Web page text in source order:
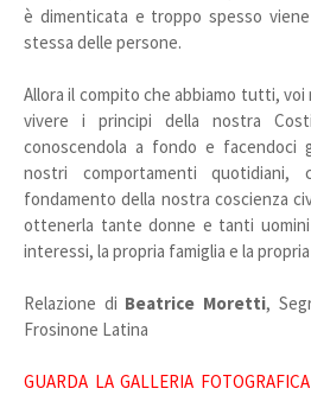
è dimenticata e troppo spesso
stessa delle persone.
Allora il compito che abbiamo tutti, voi
vivere i principi della nostra
conoscendola a fondo e facendoci
nostri comportamenti quotidiani,
fondamento della nostra coscienza
ottenerla tante donne e tanti
interessi, la propria famiglia e la
Relazione di Beatrice Moretti,
Frosinone Latina
GUARDA LA GALLERIA